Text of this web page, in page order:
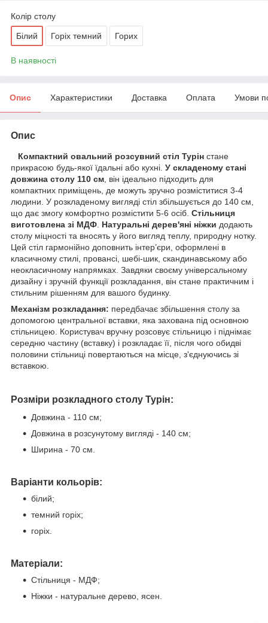
Колір столу
Білий Горіх темний Горих
В наявності
Опис Характеристики Доставка Оплата Умови
Опис
Компактний овальний розсувний стіл Турін стане
прикрасою будь-якої їдальні або кухні. У складеному стані
довжина столу 110 см , він ідеально підходить для
компактних приміщень, де можуть зручно розміститися 3-4
людини. У розкладеному вигляді стіл збільшується до 140 см,
що дає змогу комфортно розмістити 5-6 осіб. Стільниця
виготовлена зі МДФ Натуральні дерев'яні ніжки додають
столу міцності та вносять у його вигляд теплу, природну нотку.
Цей стіл гармонійно доповнить інтер’єри, оформлені в
класичному стилі, провансі, шебі-шик, скандинавському або
неокласичному напрямках. Завдяки своєму універсальному
дизайну і зручній функції розкладання, він стане практичним і
стильним рішенням для вашого будинку.
Механізм розкладання: передбачає збільшення столу за
допомогою центральної вставки, яка захована під основною
стільницею. Користувач вручну розсовує стільницю і піднімає
середню частину (вставку) і розкладає її, після чого обидві
половини стільниці повертаються на місце, з'єднуючись зі
вставкою.
Розміри розкладного столу Турін:
Довжина - 110 см;
Довжина в розсунутому вигляді - 140 см;
Ширина - 70 см.
Варіанти кольорів:
білий;
темний горіх;
горіх.
Матеріали:
Стільниця - МДФ;
Ніжки - натуральне дерево, ясен.